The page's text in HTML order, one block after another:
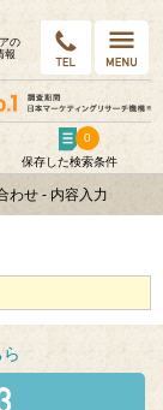
の
報
保存した検索条件
0
わせ - 内容入力